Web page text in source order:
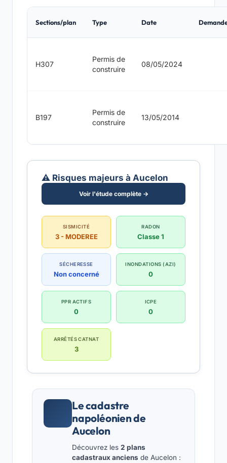
Sections/plan Type Date
H307
Permis de
construire
08/05/2024
B197
Permis de
construire
13/05/2014
⚠️ Risques majeurs à Aucelon
Voir l'étude complète →
SISMICITÉ
3 - MODEREE
RADON
Classe 1
SÉCHERESSE
Non concerné
INONDATIONS (AZI)
0
PPR ACTIFS
0
ICPE
0
ARRÊTÉS CATNAT
3
Le cadastre
napoléonien de
Aucelon
Découvrez les 2 plans
cadastraux anciens de Aucelon :